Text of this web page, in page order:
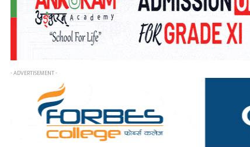
- ADVERTISEMENT -